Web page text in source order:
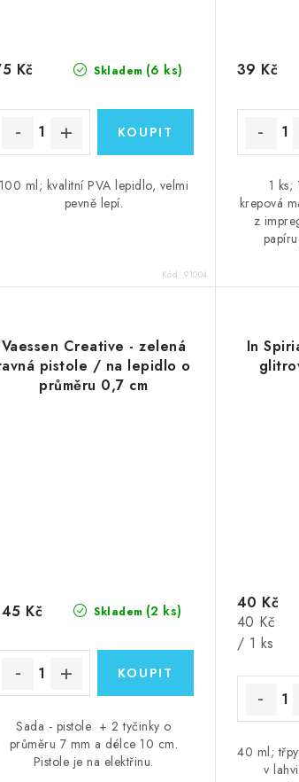
k
t
ů
Skladem (6 ks)
Kč
100 ml; kvalitní PVA lepidlo, velmi
pevně lepí.
Kód:91004
39 Kč
1
krepová
z
Vaessen Creative - zelená
pistole / na lepidlo o
průměru 0,7 cm
Skladem (2 ks)
Kč
Sada - pistole + 2 tyčinky o
průměru 7 mm a délce 10 cm.
Pistole je na elektřinu.
In
40 Kč
Měrná
cena:
40 Kč
/ 1 ks
40 ml;
v